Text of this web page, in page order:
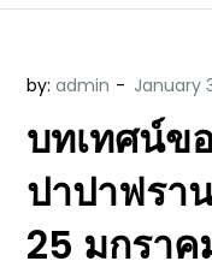
by:admin
บทเทศน์ข
ปาปาฟรา
25 มกรา